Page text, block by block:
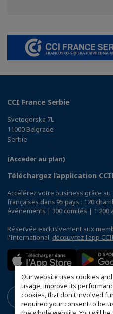
Our website uses cookies
usage, improve its
cookies, that don't involved
required your consent to be
CCI France Serbie
Svetogorska 7L
11000 Belgrade
Serbie
(Accéder au plan)
Téléchargez l’application
Accélérez votre business grâce
françaises dans 95 pays : 120
événements | 300 comités | 1 200
Réservée exclusivement aux
l'International, découvrez l'app